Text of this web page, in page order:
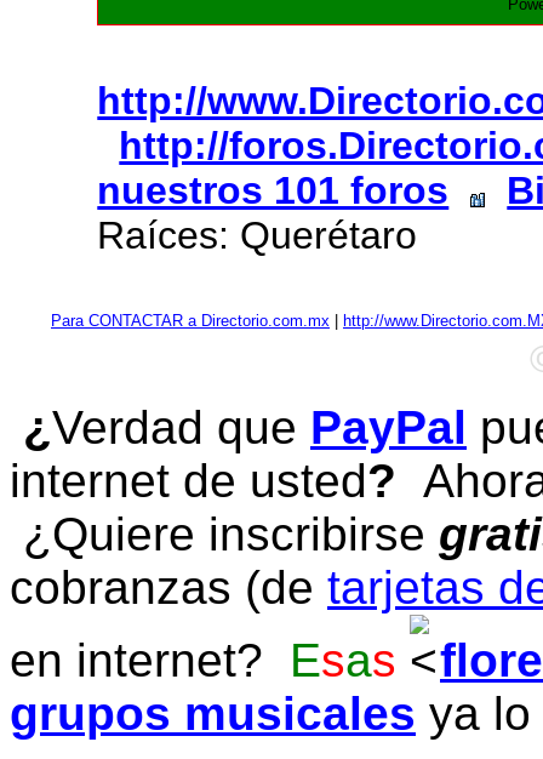
http://
http://
nuestros 101 foros
Raíces: Querétaro
Para CONTACTAR a Directorio.com.mx http://
¿Verdad que PayPal
internet de usted?
¿Quiere inscribirse
cobranzas (de tarjetas
en internet? Esas
grupos musicales ya